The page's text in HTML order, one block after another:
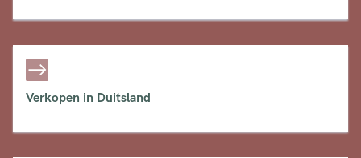
Verkopen in Duitsland